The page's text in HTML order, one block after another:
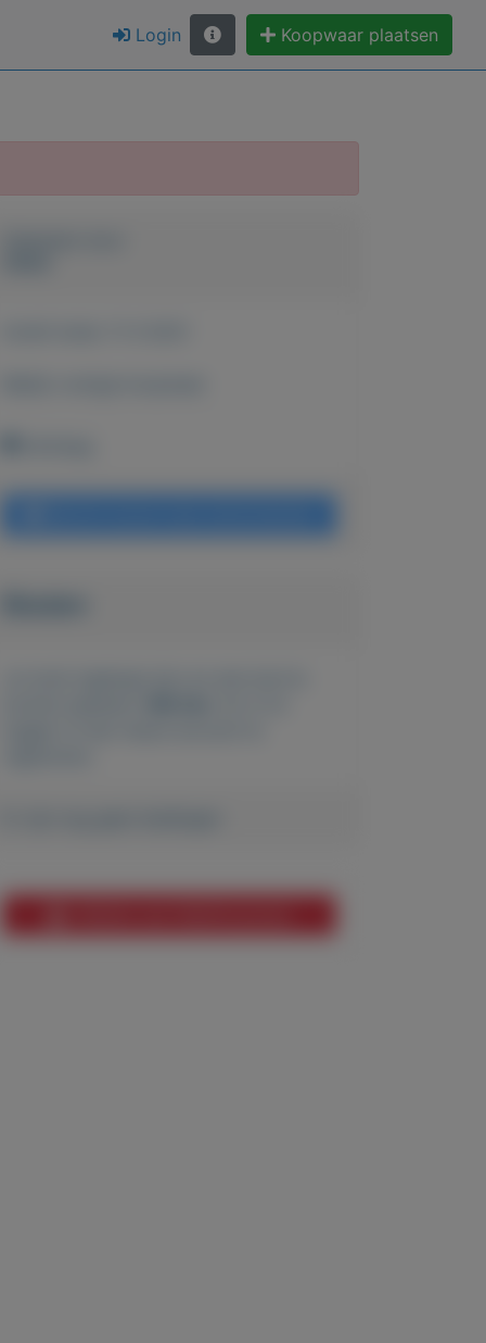
Login Koopwaar plaatsen